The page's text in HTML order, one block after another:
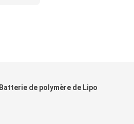
Batterie de polymère de Lipo